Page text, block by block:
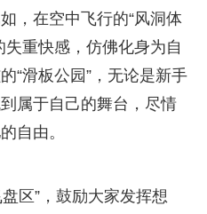
，在空中飞行的“风洞体
重快感，仿佛化身为自
“滑板公园”，无论是新手
属于自己的舞台，尽情
自由。
区”，鼓励大家发挥想